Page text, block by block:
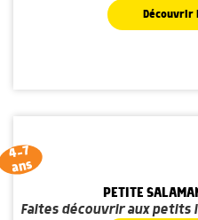
Découvrir
4-7
ans
PETITE
Faites découvrir aux petits